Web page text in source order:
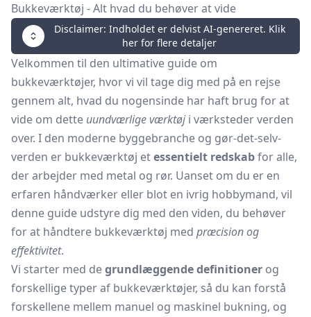
Bukkeværktøj - Alt hvad du behøver at vide
Disclaimer: Indholdet er delvist AI-genereret. Klik
her for flere detaljer
Velkommen til den ultimative guide om
bukkeværktøjer, hvor vi vil tage dig med på en rejse
gennem alt, hvad du nogensinde har haft brug for at
vide om dette uundværlige værktøji værksteder verden
over. I den moderne byggebranche og gør-det-selv-
verden er bukkeværktøj etessentielt redskabfor alle,
der arbejder med metal og rør. Uanset om du er en
erfaren håndværker eller blot en ivrig hobbymand, vil
denne guide udstyre dig med den viden, du behøver
for at håndtere bukkeværktøj med præcision og
effektivitet.
Vi starter med degrundlæggende definitioner og
forskellige typer af bukkeværktøjer, så du kan forstå
forskellene mellem manuel og maskinel bukning, og